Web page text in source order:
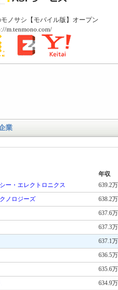
ノサシ【モバイル版】オープン
m.tenmono.com/
業
年収
ー・エレクトロニクス
639.2万
ノロジーズ
638.2万
637.6万
637.3万
637.1万
636.5万
635.6万
634.9万